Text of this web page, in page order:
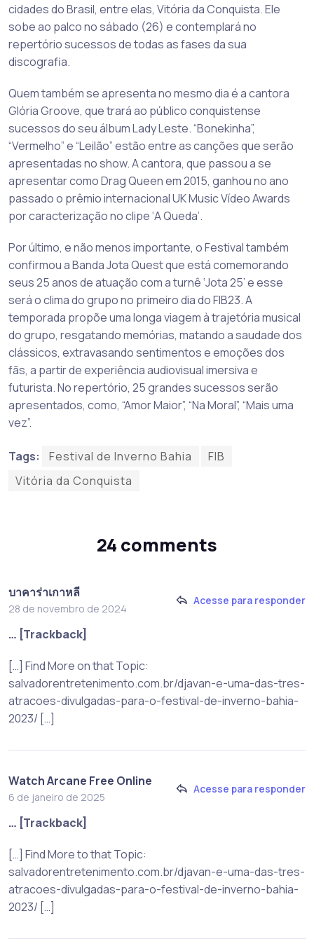
cidades do Brasil, entre elas, Vitória da Conquista. Ele
sobe ao palco no sábado (26) e contemplará no
repertório sucessos de todas as fases da sua
discografia.
Quem também se apresenta no mesmo dia é a cantora
Glória Groove, que trará ao público conquistense
sucessos do seu álbum Lady Leste. “Bonekinha”,
“Vermelho” e “Leilão” estão entre as canções que serão
apresentadas no show. A cantora, que passou a se
apresentar como Drag Queen em 2015, ganhou no ano
passado o prêmio internacional UK Music Vídeo Awards
por caracterização no clipe ‘A Queda’.
Por último, e não menos importante, o Festival também
confirmou a Banda Jota Quest que está comemorando
seus 25 anos de atuação com a turnê ‘Jota 25’ e esse
será o clima do grupo no primeiro dia do FIB23. A
temporada propõe uma longa viagem à trajetória musical
do grupo, resgatando memórias, matando a saudade dos
clássicos, extravasando sentimentos e emoções dos
fãs, a partir de experiência audiovisual imersiva e
futurista. No repertório, 25 grandes sucessos serão
apresentados, como, “Amor Maior”, “Na Moral”, “Mais uma
vez”.
Tags: Festival de Inverno Bahia
FIB
Vitória da Conquista
24 comments
บาคาร่าเกาหลี
28 de novembro de 2024
Acesse para responder
… [Trackback]
[…] Find More on that Topic:
salvadorentretenimento.com.br/djavan-e-uma-das-tres-
atracoes-divulgadas-para-o-festival-de-inverno-bahia-
2023/ […]
Watch Arcane Free Online
6 de janeiro de 2025
Acesse para responder
… [Trackback]
[…] Find More to that Topic:
salvadorentretenimento.com.br/djavan-e-uma-das-tres-
atracoes-divulgadas-para-o-festival-de-inverno-bahia-
2023/ […]